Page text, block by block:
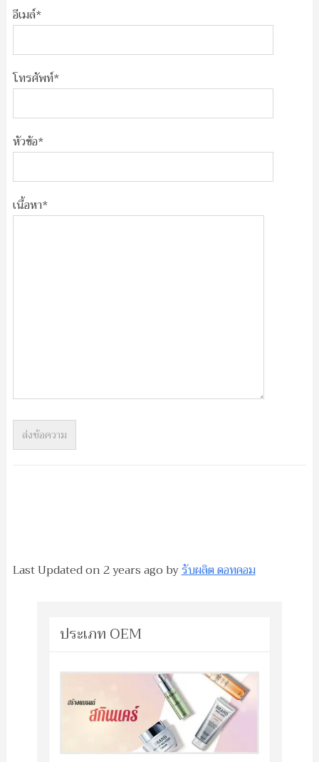
อีเมล์*
โทรศัพท์*
หัวข้อ*
เนื้อหา*
Last Updated on2 years ago byรับผลิต ดอทคอม
ประเภท OEM